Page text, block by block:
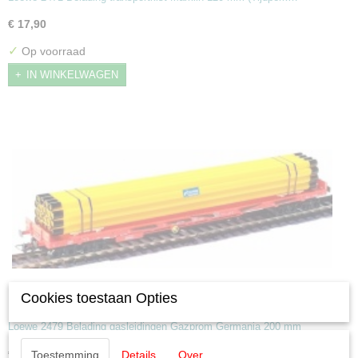
€ 17,90
✓ Op voorraad
IN WINKELWAGEN
Loewe 2479 Belading gasleidingen Gazprom
Germania 200 mm
Loewe 2479 Belading gasleidingen Gazprom Germania 200 mm
€ 17,90
Cookies toestaan Opties
Toestemming Details Over